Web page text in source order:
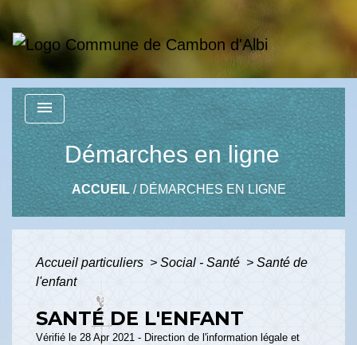
menu
Démarches en ligne
ACCUEIL/DÉMARCHES EN LIGNE
Accueil particuliers > Social - Santé > Santé de
l'enfant
SANTÉ DE L'ENFANT
Vérifié le 28 Apr 2021 - Direction de l'information légale et